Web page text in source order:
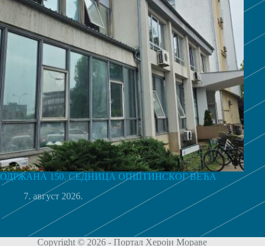
ОДРЖАНА 150. СЕДНИЦА ОПШТИНСКОГ ВЕЋА
7. август 2026.
Copyright © 2026 - Портал Хероји Мораве